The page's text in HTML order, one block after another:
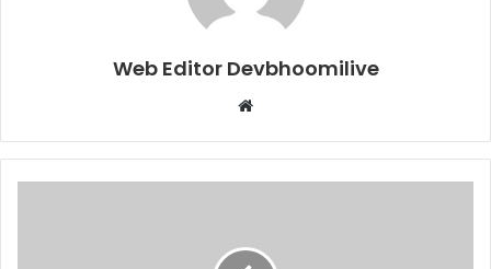
Web Editor Devbhoomilive
Website